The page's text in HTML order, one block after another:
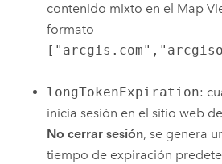
contenido mixto en el Map
formato
longTokenExpiration:
inicia sesión en el sitio web
No cerrar sesión, se genera
tiempo de expiración